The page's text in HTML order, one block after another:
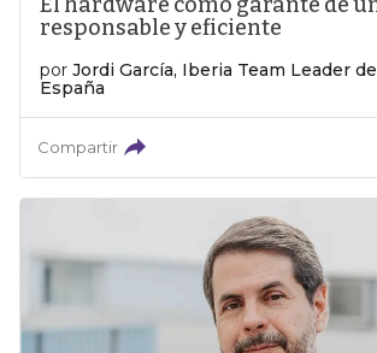
responsable y eficiente
por Jordi García, Iberia Team Leader
España
Compartir